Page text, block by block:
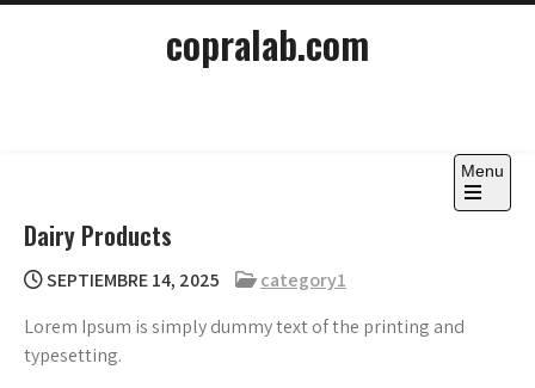
Skip
copralab.com
Menu
Open
Dairy Products
SEPTIEMBRE 14, 2025
category1
Lorem Ipsum is simply dummy text of the printing and
typesetting.